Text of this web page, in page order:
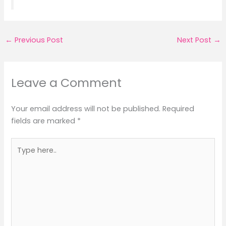
← Previous Post Next Post →
Leave a Comment
Your email address will not be published. Required
fields are marked *
here..